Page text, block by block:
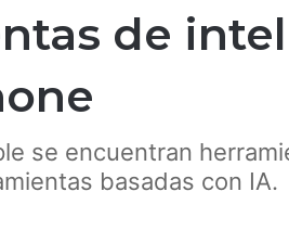
de
se encuentran
basadas con IA.